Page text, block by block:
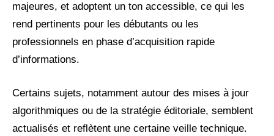
majeures, et adoptent un ton accessible, ce qui les
rend pertinents pour les débutants ou les
professionnels en phase d’acquisition rapide
d’informations.
Certains sujets, notamment autour des mises à jour
algorithmiques ou de la stratégie éditoriale, semblent
actualisés et reflètent une certaine veille technique.